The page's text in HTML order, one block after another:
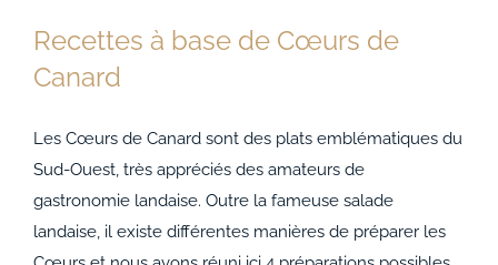
Recettes à base de Cœurs de Canard
Recettes à base de Cœurs de
Canard
Les Cœurs de Canard sont des plats emblématiques du
Sud-Ouest, très appréciés des amateurs de
gastronomie landaise. Outre la fameuse salade
landaise, il existe différentes manières de préparer les